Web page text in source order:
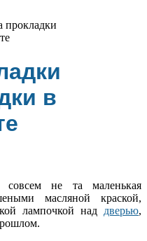
прокладки
в
совсем не та маленькая
масляной краской,
лампочкой над дверью,